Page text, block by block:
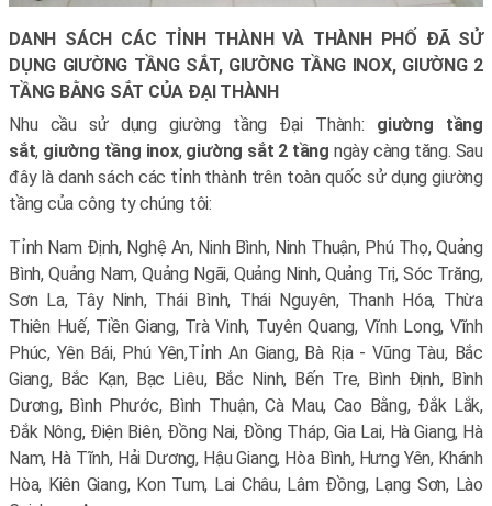
DANH SÁCH CÁC TỈNH THÀNH VÀ THÀNH PHỐ ĐÃ SỬ
DỤNG GIƯỜNG TẦNG SẮT, GIƯỜNG TẦNG INOX, GIƯỜNG 2
TẦNG BẰNG SẮT CỦA ĐẠI THÀNH
Nhu cầu sử dụng giường tầng Đại Thành: giường tầng
sắt, giường tầng inox, giường sắt 2 tầng ngày càng tăng. Sau
đây là danh sách các tỉnh thành trên toàn quốc sử dụng giường
tầng của công ty chúng tôi:
Tỉnh Nam Định, Nghệ An, Ninh Bình, Ninh Thuận, Phú Thọ, Quảng
Bình, Quảng Nam, Quảng Ngãi, Quảng Ninh, Quảng Trị, Sóc Trăng,
Sơn La, Tây Ninh, Thái Bình, Thái Nguyên, Thanh Hóa, Thừa
Thiên Huế, Tiền Giang, Trà Vinh, Tuyên Quang, Vĩnh Long, Vĩnh
Phúc, Yên Bái, Phú Yên,Tỉnh An Giang, Bà Rịa - Vũng Tàu, Bắc
Giang, Bắc Kạn, Bạc Liêu, Bắc Ninh, Bến Tre, Bình Định, Bình
Dương, Bình Phước, Bình Thuận, Cà Mau, Cao Bằng, Đắk Lắk,
Đắk Nông, Điện Biên, Đồng Nai, Đồng Tháp, Gia Lai, Hà Giang, Hà
Nam, Hà Tĩnh, Hải Dương, Hậu Giang, Hòa Bình, Hưng Yên, Khánh
Hòa, Kiên Giang, Kon Tum, Lai Châu, Lâm Đồng, Lạng Sơn, Lào